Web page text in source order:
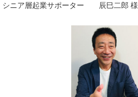
シニア層起業サポーター 辰巳二郎 様